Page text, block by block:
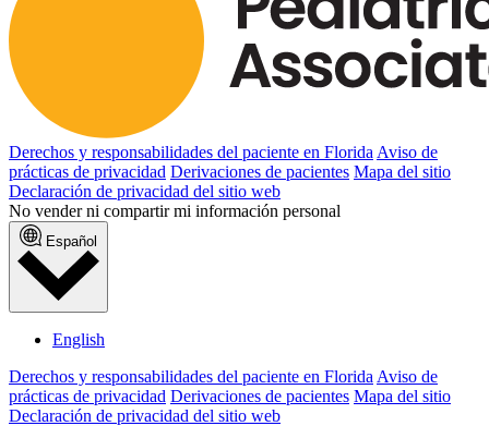
Derechos y responsabilidades del paciente en Florida Aviso de
prácticas de privacidad Derivaciones de pacientes Mapa del sitio
Declaración de privacidad del sitio web
No vender ni compartir mi información personal
Español
English
Derechos y responsabilidades del paciente en Florida Aviso de
prácticas de privacidad Derivaciones de pacientes Mapa del sitio
Declaración de privacidad del sitio web